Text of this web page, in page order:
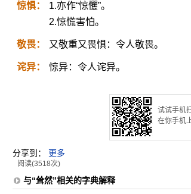
惊惧：
1.亦作“惊戄”。
2.惊慌害怕。
敬畏： 又敬重又畏惧：令人敬畏。
诧异： 惊异：令人诧异。
试试手机
在你手机
分享到： 更多
阅读(3518次)
与“耸然”相关的字典解释